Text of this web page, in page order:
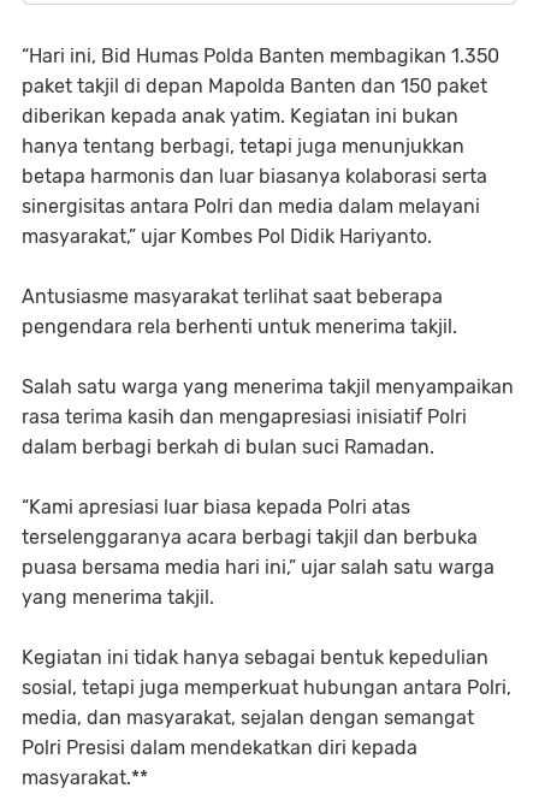
“Hari ini, Bid Humas Polda Banten membagikan 1.350
paket takjil di depan Mapolda Banten dan 150 paket
diberikan kepada anak yatim. Kegiatan ini bukan
hanya tentang berbagi, tetapi juga menunjukkan
betapa harmonis dan luar biasanya kolaborasi serta
sinergisitas antara Polri dan media dalam melayani
masyarakat,” ujar Kombes Pol Didik Hariyanto.
Antusiasme masyarakat terlihat saat beberapa
pengendara rela berhenti untuk menerima takjil.
Salah satu warga yang menerima takjil menyampaikan
rasa terima kasih dan mengapresiasi inisiatif Polri
dalam berbagi berkah di bulan suci Ramadan.
“Kami apresiasi luar biasa kepada Polri atas
terselenggaranya acara berbagi takjil dan berbuka
puasa bersama media hari ini,” ujar salah satu warga
yang menerima takjil.
Kegiatan ini tidak hanya sebagai bentuk kepedulian
sosial, tetapi juga memperkuat hubungan antara Polri,
media, dan masyarakat, sejalan dengan semangat
Polri Presisi dalam mendekatkan diri kepada
masyarakat.**